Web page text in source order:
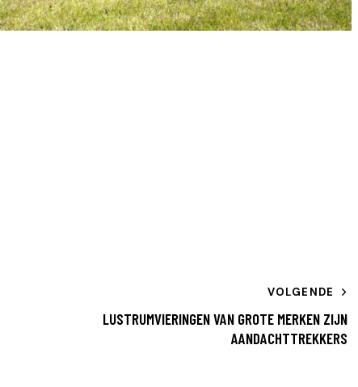
VOLGENDE
LUSTRUMVIERINGEN VAN GROTE MERKEN ZIJN
AANDACHTTREKKERS